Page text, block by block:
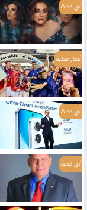
أي خدمة
أخبار محلية
أي خدمة
أي خدمة